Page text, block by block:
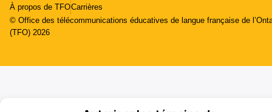
À propos de TFOCarrières
© Office des télécommunications éducatives de langue française de
(TFO) 2026